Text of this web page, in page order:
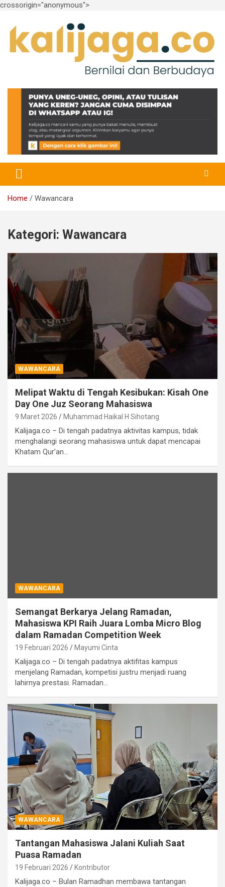
crossorigin="anonymous">
content
kalijaga.co
Home Wawancara
Kategori: Wawancara
WAWANCARA
Melipat Waktu di Tengah Kesibukan: Kisah One
Day One Juz Seorang Mahasiswa
9 Maret 2026 Muhammad Haikal H Sihotang
Kalijaga.co – Di tengah padatnya aktivitas kampus, tidak
menghalangi seorang mahasiswa untuk dapat mencapai
Khatam Qur’an…
WAWANCARA
Semangat Berkarya Jelang Ramadan,
Mahasiswa KPI Raih Juara Lomba Micro Blog
dalam Ramadan Competition Week
19 Februari 2026 Mayumi Cinta
Kalijaga.co – Di tengah padatnya aktifitas kampus
menjelang Ramadan, kompetisi justru menjadi ruang
lahirnya prestasi. Ramadan…
WAWANCARA
Tantangan Mahasiswa Jalani Kuliah Saat
Puasa Ramadan
19 Februari 2026 Kontributor
Kalijaga.co – Bulan Ramadhan membawa tantangan